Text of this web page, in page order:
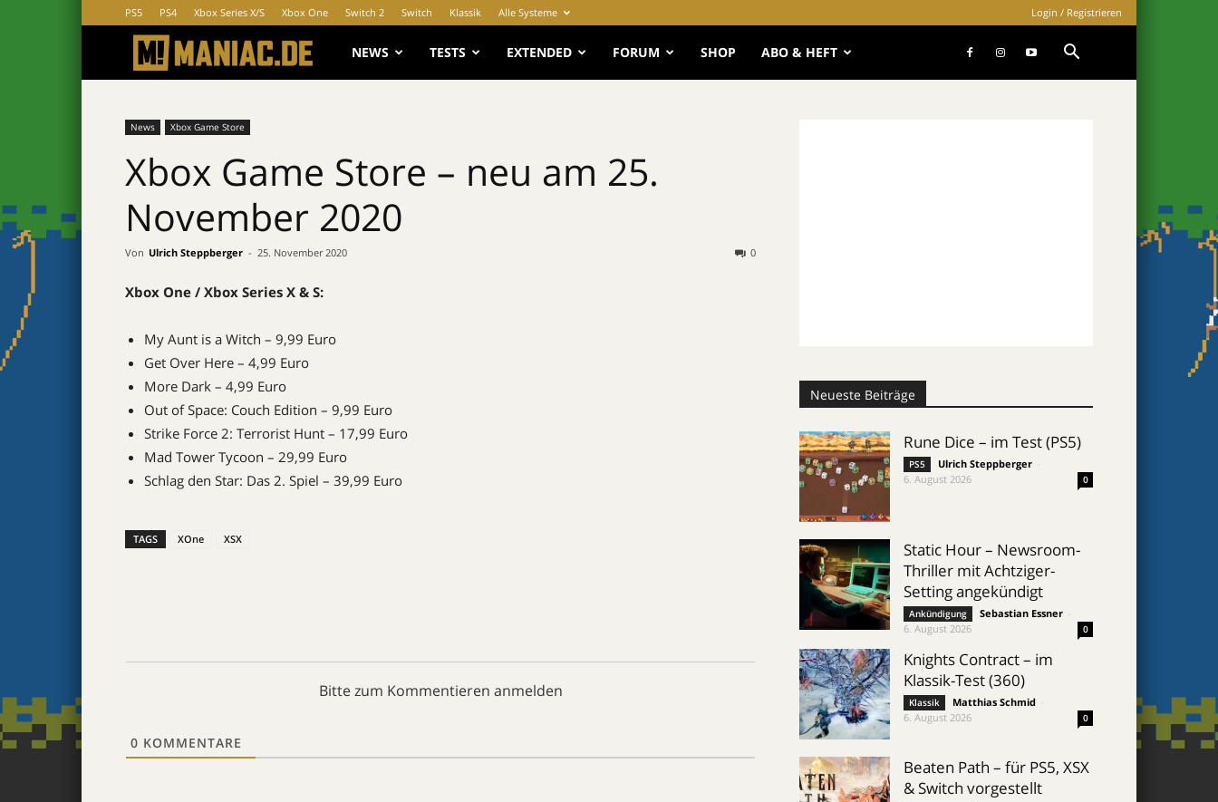
PS5 PS4 Xbox Series X/S Xbox One Switch 2 Switch Klassik Alle Systeme Login / Registrieren
MANIAC.de
NEWS TESTS EXTENDED FORUM SHOP ABO & HEFT
News Xbox Game Store
Xbox Game Store – neu am 25.
November 2020
Von Ulrich Steppberger - 25. November 2020 0
Xbox One / Xbox Series X & S:
My Aunt is a Witch – 9,99 Euro
Get Over Here – 4,99 Euro
More Dark – 4,99 Euro
Out of Space: Couch Edition – 9,99 Euro
Strike Force 2: Terrorist Hunt – 17,99 Euro
Mad Tower Tycoon – 29,99 Euro
Schlag den Star: Das 2. Spiel – 39,99 Euro
TAGS XOne XSX
Bitte zum Kommentieren anmelden
0 KOMMENTARE
Neueste Beiträge
Rune Dice – im Test (PS5)
PS5 Ulrich Steppberger
6. August 2026
0
Static Hour – Newsroom-
Thriller mit Achtziger-
Setting angekündigt
Ankündigung Sebastian Essner
6. August 2026
0
Knights Contract – im
Klassik-Test (360)
Klassik Matthias Schmid
6. August 2026
0
Beaten Path – für PS5, XSX
& Switch vorgestellt